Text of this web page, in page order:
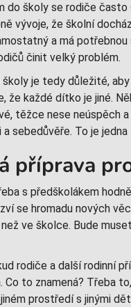
do školy se rodiče
vývoje, že školní
a má potřebnou
činit velký problém.
školy je tedy důležité,
že každé dítko je jiné.
těžce nese neúspěch
sebedůvěře. To je
příprava
s předškolákem
se hromadu nových
ve školce. Bude
rodiče a další rodinní
Co to znamená? Třeba
prostředí s jinými